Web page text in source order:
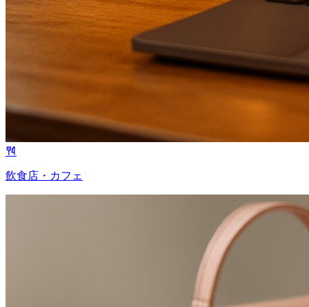
飲食店・カフェ